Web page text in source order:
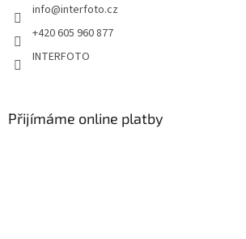
info@interfoto.cz
+420 605 960 877
INTERFOTO
Přijímáme online platby